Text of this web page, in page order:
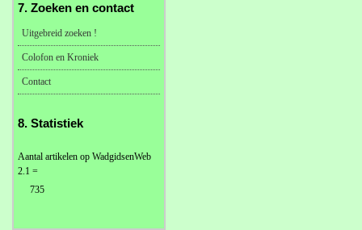
7. Zoeken en contact
Uitgebreid zoeken !
Colofon en Kroniek
Contact
8. Statistiek
Aantal artikelen op WadgidsenWeb
2.1 =
735